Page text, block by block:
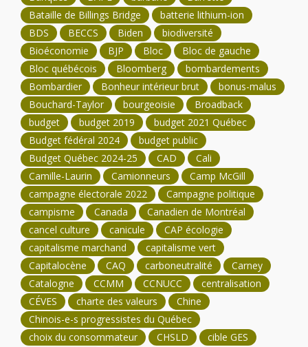
Bataille de Billings Bridge
batterie lithium-ion
BDS
BECCS Biden
biodiversité
Bioéconomie
BJP Bloc
Bloc de gauche
Bloc québécois
Bloomberg
bombardements
Bombardier
Bonheur intérieur brut
bonus-malus
Bouchard-Taylor
bourgeoisie
Broadback
budget
budget 2019
budget 2021 Québec
Budget fédéral 2024
budget public
Budget Québec 2024-25
CAD
Cali
Camille-Laurin
Camionneurs
Camp McGill
campagne électorale 2022
Campagne politique
campisme
Canada
Canadien de Montréal
cancel culture
canicule
CAP écologie
capitalisme marchand
capitalisme vert
Capitalocène
CAQ carboneutralité
Carney
Catalogne
CCMM CCNUCC
centralisation
CÉVES
charte des valeurs
Chine
Chinois-e-s progressistes du Québec
choix du consommateur
CHSLD
cible GES